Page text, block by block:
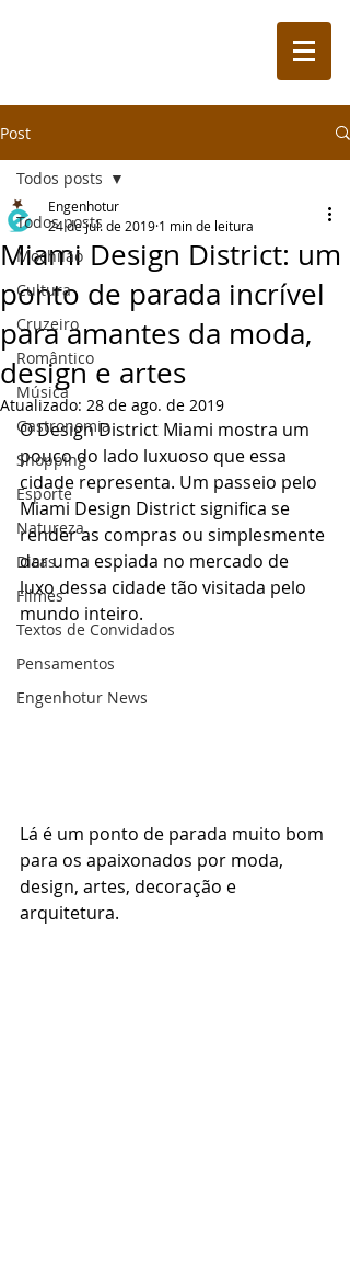
Post
Todos posts
Mochilão
Cultura
Cruzeiro
Romântico
Música
Gastronomia
Shopping
Esporte
Natureza
Dicas
Filmes
Textos de Convidados
Pensamentos
Engenhotur News
Todos posts
Miami Design District: um
ponto de parada incrível
para amantes da moda,
design e artes
Engenhotur
24 de jul. de 2019 1 min de leitura
Atualizado: 28 de ago. de 2019
O Design District Miami mostra um
pouco do lado luxuoso que essa
cidade representa. Um passeio pelo
Miami Design District significa se
render as compras ou simplesmente
dar uma espiada no mercado de
luxo dessa cidade tão visitada pelo
mundo inteiro.
Lá é um ponto de parada muito bom
para os apaixonados por moda,
design, artes, decoração e
arquitetura.